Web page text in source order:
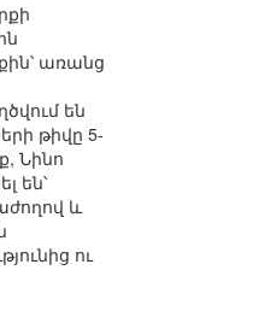
առանց
են
թիվը 5-
Նինո
են՝
և
ու